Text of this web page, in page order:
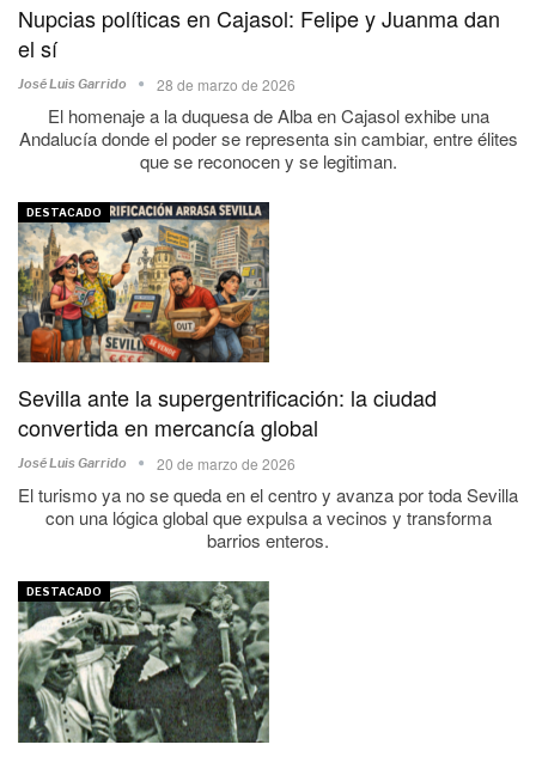
Nupcias políticas en Cajasol: Felipe y Juanma dan
el sí
José Luis Garrido 28 de marzo de 2026
El homenaje a la duquesa de Alba en Cajasol exhibe una
Andalucía donde el poder se representa sin cambiar, entre élites
que se reconocen y se legitiman.
DESTACADO
Sevilla ante la supergentrificación: la ciudad
convertida en mercancía global
José Luis Garrido 20 de marzo de 2026
El turismo ya no se queda en el centro y avanza por toda Sevilla
con una lógica global que expulsa a vecinos y transforma
barrios enteros.
DESTACADO